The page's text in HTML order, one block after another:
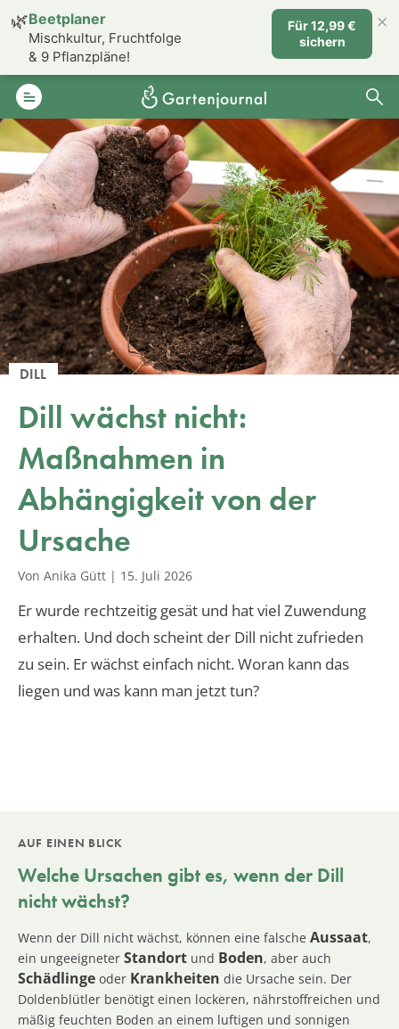
DILL
Dill wächst nicht:
Maßnahmen in
Abhängigkeit von der
Ursache
Von Anika Gütt | 15. Juli 2026
Er wurde rechtzeitig gesät und hat viel Zuwendung
erhalten. Und doch scheint der Dill nicht zufrieden
zu sein. Er wächst einfach nicht. Woran kann das
liegen und was kann man jetzt tun?
AUF EINEN BLICK
Welche Ursachen gibt es, wenn der Dill
nicht wächst?
Wenn der Dill nicht wächst, können eine falsche Aussaat,
ein ungeeigneter Standort und Boden, aber auch
Schädlinge oder Krankheiten die Ursache sein. Der
Doldenblütler benötigt einen lockeren, nährstoffreichen und
mäßig feuchten Boden an einem luftigen und sonnigen
🌿Beetplaner
Mischkultur, Fruchtfolge
& 9 Pflanzpläne!
Für 12,99 €
sichern
×